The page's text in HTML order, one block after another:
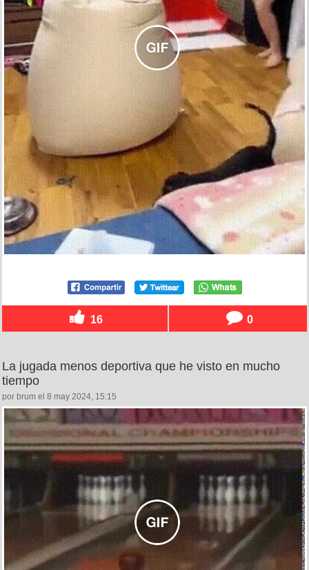
16 0
La jugada menos deportiva que he visto en mucho
tiempo
por brum el 8 may 2024, 15:15